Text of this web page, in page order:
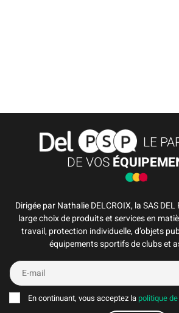
LE
DE VOS
Dirigée par Nathalie DELCROIX, la SAS
large choix de produits et services en
travail, protection individuelle, d’objets
équipements sportifs de clubs et
En continuant, vous acceptez la politique